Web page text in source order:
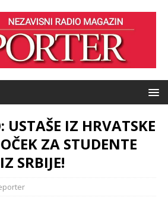
IZ HRVATSKE
ZA STUDENTE
SRBIJE!